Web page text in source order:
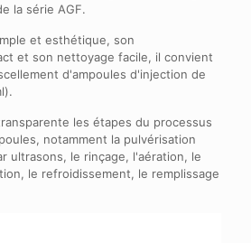
la série AGF.
et esthétique, son
et son nettoyage facile, il convient
d'ampoules d'injection de
les étapes du processus
notamment la pulvérisation
ultrasons, le rinçage, l'aération, le
le refroidissement, le remplissage